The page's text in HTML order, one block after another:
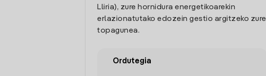
Lliria), zure hornidura energetikoarekin
erlazionatutako edozein gestio argitzeko zure
topagunea.
Ordutegia